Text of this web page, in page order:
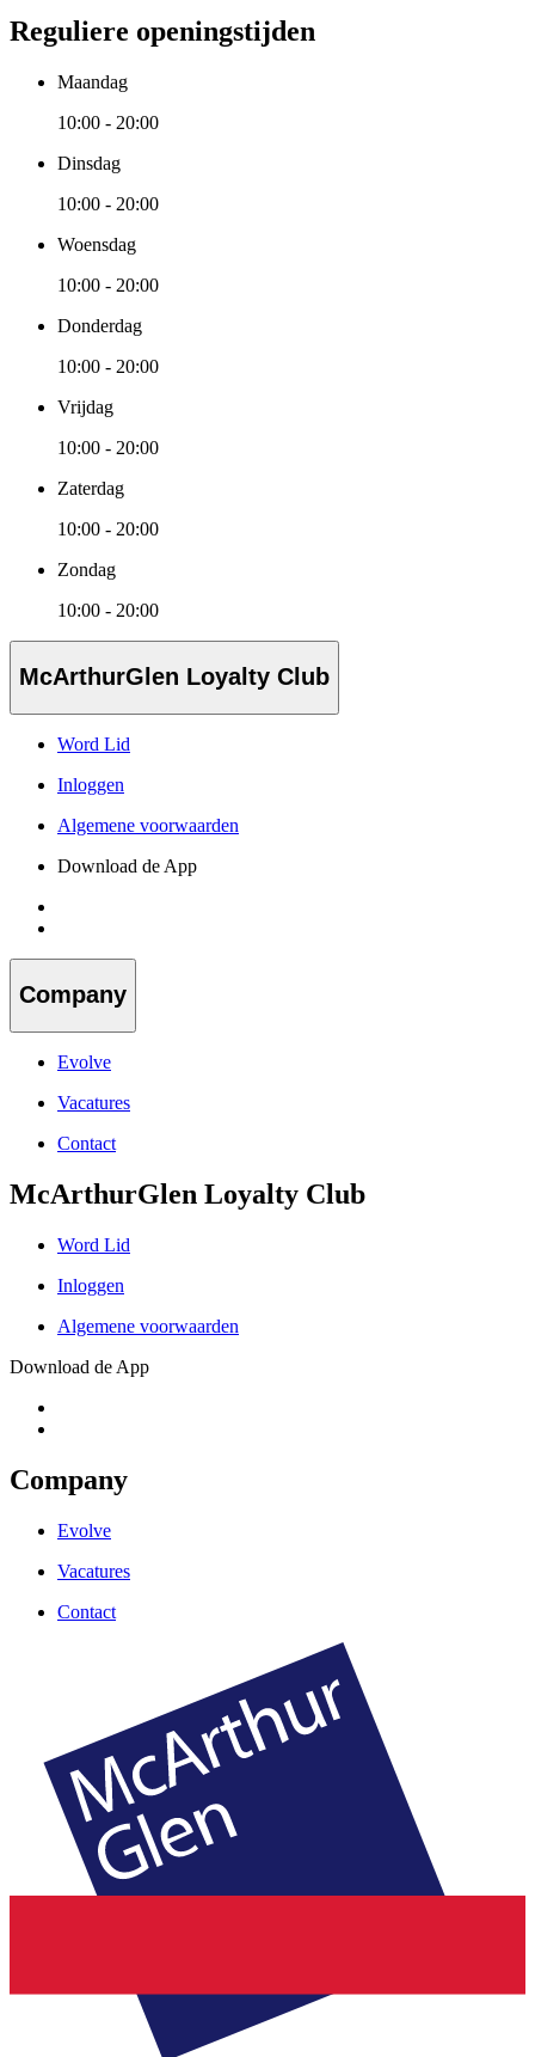
Reguliere openingstijden
Maandag
10:00 - 20:00
Dinsdag
10:00 - 20:00
Woensdag
10:00 - 20:00
Donderdag
10:00 - 20:00
Vrijdag
10:00 - 20:00
Zaterdag
10:00 - 20:00
Zondag
10:00 - 20:00
McArthurGlen Loyalty Club
Word Lid
Inloggen
Algemene voorwaarden
Download de App
Company
Evolve
Vacatures
Contact
McArthurGlen Loyalty Club
Word Lid
Inloggen
Algemene voorwaarden
Download de App
Company
Evolve
Vacatures
Contact